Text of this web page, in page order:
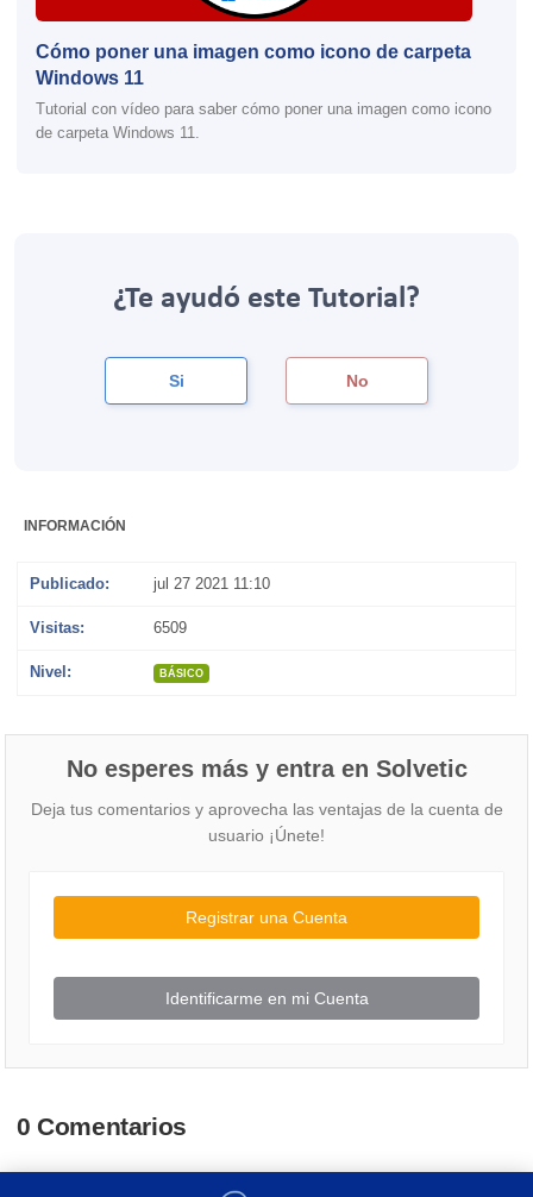
Cómo poner una imagen como icono de carpeta
Windows 11
Tutorial con vídeo para saber cómo poner una imagen como icono
de carpeta Windows 11.
¿Te ayudó este Tutorial?
Si No
INFORMACIÓN
Publicado: jul 27 2021 11:10
Visitas: 6509
Nivel: BÁSICO
No esperes más y entra en Solvetic
Deja tus comentarios y aprovecha las ventajas de la cuenta de
usuario ¡Únete!
Registrar una Cuenta
Identificarme en mi Cuenta
0 Comentarios